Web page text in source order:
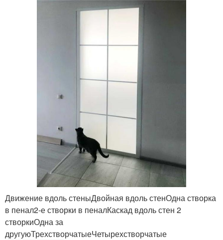
Движение вдоль стеныДвойная вдоль стенОдна створка
в пенал2-е створки в пеналКаскад вдоль стен 2
створкиОдна за
другуюТрехстворчатыеЧетырехстворчатые